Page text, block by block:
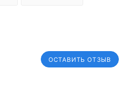
ОСТАВИТЬ ОТЗЫВ